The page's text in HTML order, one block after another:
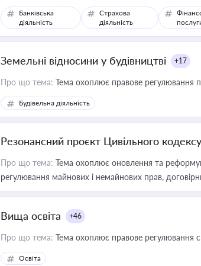
Банківська
діяльність
Страхова
діяльність
Земельні відносини у будівництві +17
Про що тема: Тема охоплює правове регулювання
Будівельна діяльність
Резонансний проєкт Цивільного
Про що тема: Тема охоплює оновлення та
регулювання майнових і немайнових прав,
Вища освіта +46
Про що тема: Тема охоплює правове регулювання
Освіта